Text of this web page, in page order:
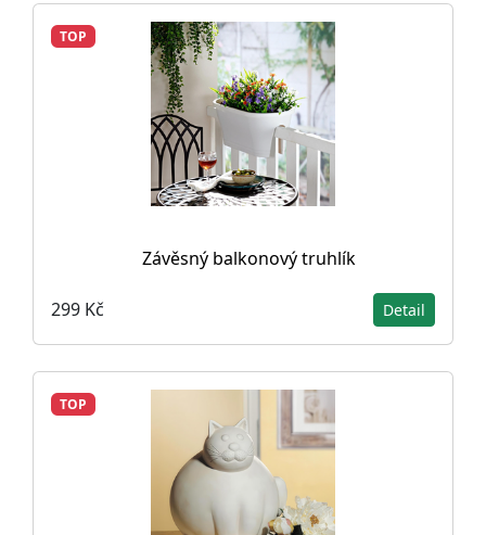
TOP
Závěsný balkonový truhlík
299 Kč Detail
TOP